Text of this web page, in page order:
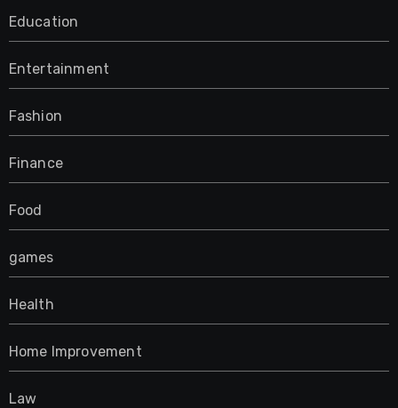
Education
Entertainment
Fashion
Finance
Food
games
Health
Home Improvement
Law